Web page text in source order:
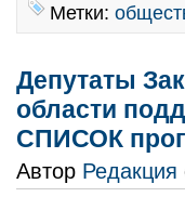
Метки:
Депутаты
области
СПИСОК
Автор Редакция